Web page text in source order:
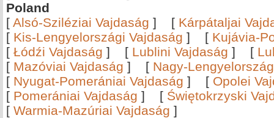
Poland
[ Alsó-Sziléziai Vajdaság ] [ Kárpátaljai
[ Kis-Lengyelországi Vajdaság ] [ Kujávia-
[ Łódźi Vajdaság ] [ Lublini Vajdaság ] [
[ Mazóviai Vajdaság ] [ Nagy-
[ Nyugat-Pomerániai Vajdaság ] [ Opolei
[ Pomerániai Vajdaság ] [ Świętokrzyski
[ Warmia-Mazúriai Vajdaság ]